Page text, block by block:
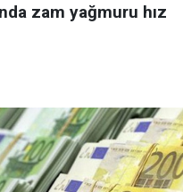
zam yağmuru hız